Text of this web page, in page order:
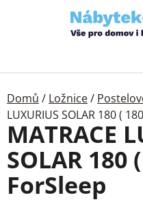
Domů / Ložnice/
LUXURIUS SOLAR 180 (
MATRACE
SOLAR 180
ForSleep